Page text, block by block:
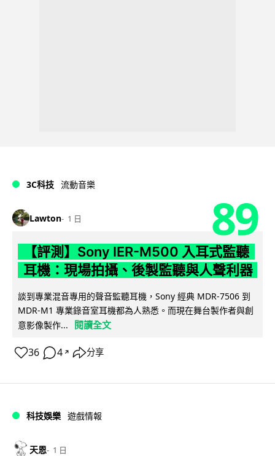
3C科技 流動音樂
Lawton 1 日 89
【評測】Sony IER-M500 入耳式監聽
耳機：現場拍攝、後製監聽與人聲利器
談到專業混音專用的聲音監聽耳機，Sony 經典 MDR-7506 到
MDR-M1 專業錄音室耳機都為人熟悉。而現在舞台製作者與創
意影像製作...
閱讀全文
36 4 ↗ 分享
科技娛樂 遊戲情報
天恩 1 日